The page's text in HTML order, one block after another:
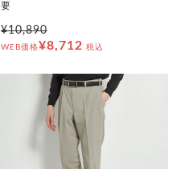
要
¥10,890
WEB価格¥8,712 税込